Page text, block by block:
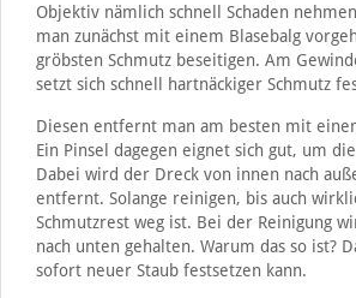
Objektiv nämlich schnell Schaden
man zunächst mit einem Blasebalg
gröbsten Schmutz beseitigen. Am
setzt sich schnell hartnäckiger Schmutz
Diesen entfernt man am besten mit
Ein Pinsel dagegen eignet sich gut, um
Dabei wird der Dreck von innen nach
entfernt. Solange reinigen, bis auch
Schmutzrest weg ist. Bei der Reinigung
nach unten gehalten. Warum das so ist?
sofort neuer Staub festsetzen kann.